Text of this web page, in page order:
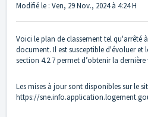
Modifié le : Ven, 29 Nov., 2024 à 4:24 H
Voici le plan de classement tel qu'arrêté
document. Il est susceptible d'évoluer et
section 4.2.7 permet d’obtenir la
Les mises à jour sont disponibles sur le
https://